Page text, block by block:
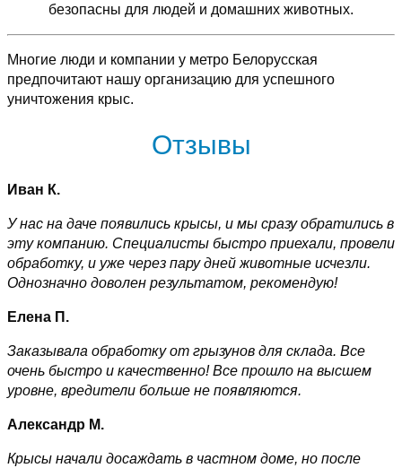
безопасны для людей и домашних животных.
Многие люди и компании у метро Белорусская
предпочитают нашу организацию для успешного
уничтожения крыс.
Отзывы
Иван К.
У нас на даче появились крысы, и мы сразу обратились в
эту компанию. Специалисты быстро приехали, провели
обработку, и уже через пару дней животные исчезли.
Однозначно доволен результатом, рекомендую!
Елена П.
Заказывала обработку от грызунов для склада. Все
очень быстро и качественно! Все прошло на высшем
уровне, вредители больше не появляются.
Александр М.
Крысы начали досаждать в частном доме, но после